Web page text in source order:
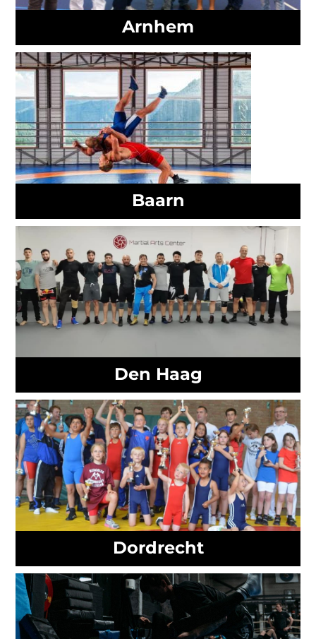
Arnhem
Baarn
Den Haag
Dordrecht